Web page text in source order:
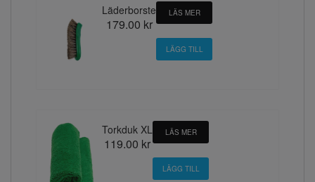
Läderborste
179.00 kr
LÄS MER
Torkduk XL
119.00 kr
LÄS MER